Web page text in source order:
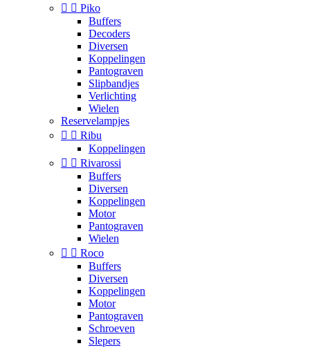
  Piko
Buffers
Decoders
Diversen
Koppelingen
Pantograven
Slipbandjes
Verlichting
Wielen
Reservelampjes
  Ribu
Koppelingen
  Rivarossi
Buffers
Diversen
Koppelingen
Motor
Pantograven
Wielen
  Roco
Buffers
Diversen
Koppelingen
Motor
Pantograven
Schroeven
Slepers